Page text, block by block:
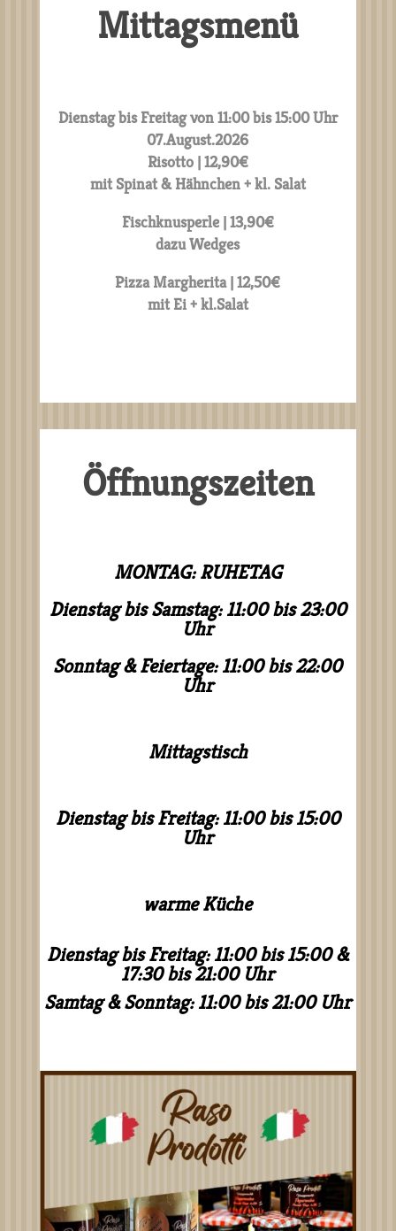
Mittagsmenü
Dienstag bis Freitag von 11:00 bis 15:00 Uhr
07.August.2026
Risotto | 12,90€
mit Spinat & Hähnchen+ kl. Salat
Fischknusperle | 13,90€
dazu Wedges
Pizza Margherita| 12,50€
mit Ei + kl.Salat
Öffnungszeiten
MONTAG: RUHETAG
Dienstag bis Samstag: 11:00 bis 23:00
Uhr
Sonntag & Feiertage: 11:00 bis 22:00
Uhr
Mittagstisch
Dienstag bis Freitag: 11:00 bis 15:00
Uhr
warme Küche
Dienstag bis Freitag:11:00 bis 15:00 &
17:30 bis 21:00 Uhr
Samtag & Sonntag:11:00 bis 21:00 Uhr